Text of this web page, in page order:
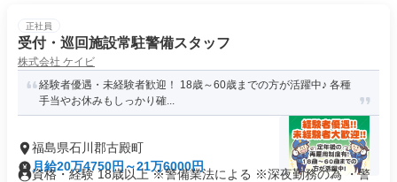
正社員
受付・巡回施設常駐警備スタッフ
株式会社 ケイビ
経験者優遇・未経験者歓迎！ 18歳～60歳までの方が活躍中♪ 各種
手当やお休みもしっかり確...
福島県石川郡古殿町
月給20万4750円～21万6000円
資格・経験 18歳以上 ※警備業法による ※深夜勤務の為 ・警